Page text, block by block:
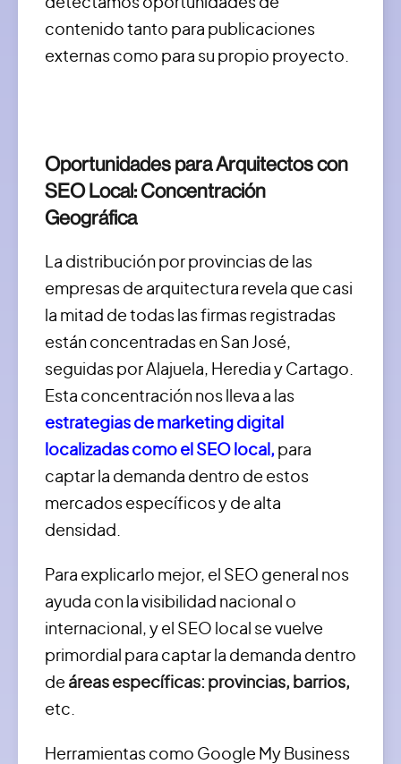
contenido tanto para publicaciones
externas como para su propio proyecto.
Oportunidades para Arquitectos con
SEO Local:Concentración
Geográfica
La distribución por provincias de las
empresas de arquitectura revela que casi
la mitad de todas las firmas registradas
están concentradas en San José,
seguidas por Alajuela, Heredia y Cartago.
Esta concentración nos lleva a las
estrategias de marketing digital
localizadas como el SEO local, para
captar la demanda dentro de estos
mercados específicos y de alta
densidad.
Para explicarlo mejor, el SEO general nos
ayuda con la visibilidad nacional o
internacional, y el SEO local se vuelve
primordial para captar la demanda dentro
de áreas específicas: provincias, barrios,
etc.
Herramientas como Google My Business